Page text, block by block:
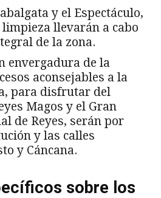
y el Espectáculo,
llevarán a cabo
de la zona.
envergadura de la
aconsejables a la
para disfrutar del
Magos y el Gran
de Reyes, serán por
y las calles
y Cáncana.
sobre los